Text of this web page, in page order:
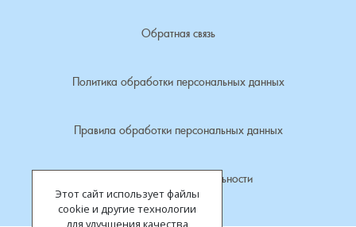
Этот сайт использует файлы
cookie и другие технологии
для улучшения качества
Обратная связь
Политика обработки персональных данных
Правила обработки персональных данных
Политика конфиденциальности
Малое Урсово болото, посёлок
Микшино, деревня